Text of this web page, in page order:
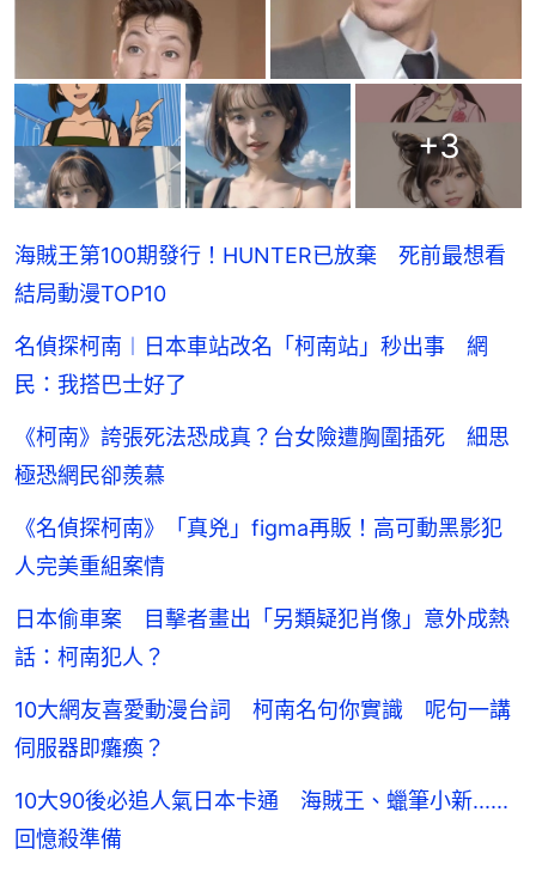
+3
海賊王第100期發行！HUNTER已放棄 死前最想看
結局動漫TOP10
名偵探柯南︱日本車站改名「柯南站」秒出事 網
民：我搭巴士好了
《柯南》誇張死法恐成真？台女險遭胸圍插死 細思
極恐網民卻羨慕
《名偵探柯南》「真兇」figma再販！高可動黑影犯
人完美重組案情
日本偷車案 目擊者畫出「另類疑犯肖像」意外成熱
話：柯南犯人？
10大網友喜愛動漫台詞 柯南名句你實識 呢句一講
伺服器即癱瘓？
10大90後必追人氣日本卡通 海賊王、蠟筆小新......
回憶殺準備